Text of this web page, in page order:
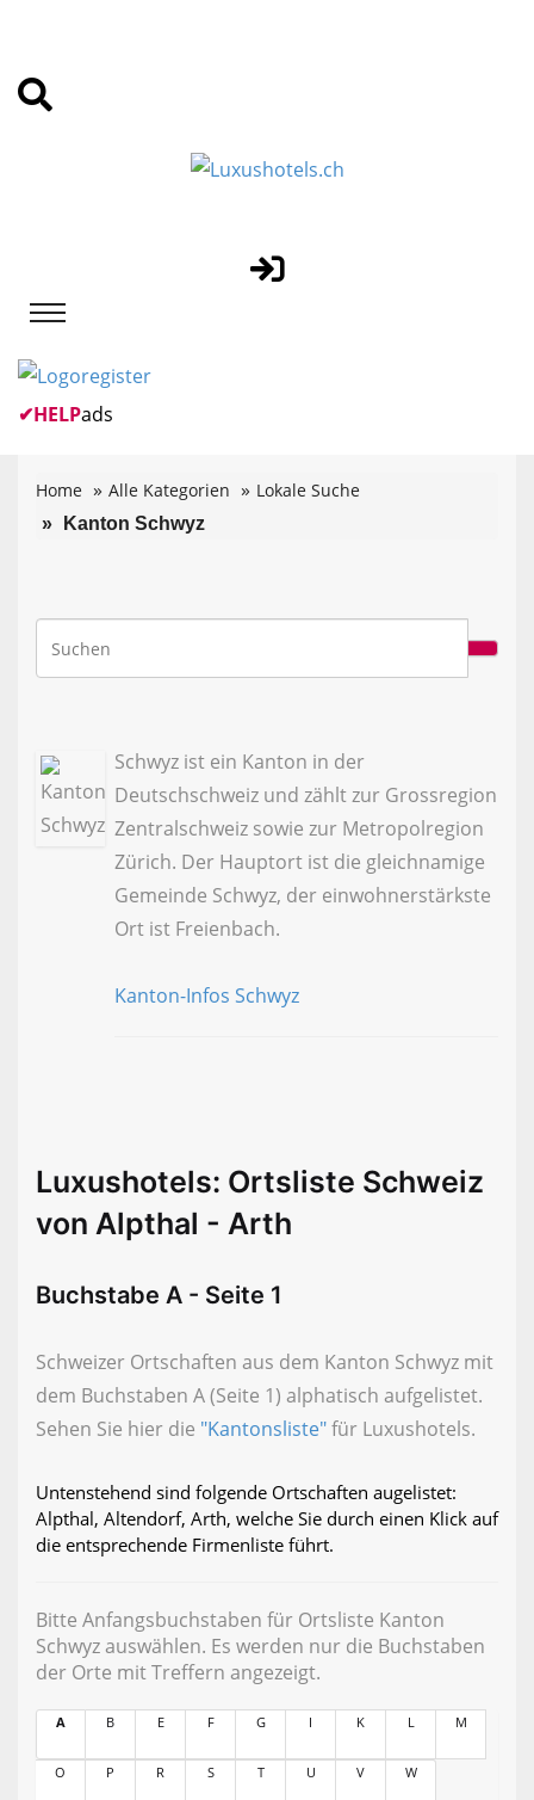
✔HELPads
Home Alle Kategorien Lokale Suche
Kanton Schwyz
Schwyz ist ein Kanton in der
Deutschschweiz und zählt zur Grossregion
Zentralschweiz sowie zur Metropolregion
Zürich. Der Hauptort ist die gleichnamige
Gemeinde Schwyz, der einwohnerstärkste
Ort ist Freienbach.
Kanton-Infos Schwyz
Luxushotels: Ortsliste Schweiz
von Alpthal - Arth
Buchstabe A - Seite 1
Schweizer Ortschaften aus dem Kanton Schwyz mit
dem Buchstaben A (Seite 1) alphatisch aufgelistet.
Sehen Sie hier die "Kantonsliste"für Luxushotels.
Untenstehend sind folgende Ortschaften augelistet:
Alpthal, Altendorf, Arth, welche Sie durch einen Klick auf
die entsprechende Firmenliste führt.
Bitte Anfangsbuchstaben für Ortsliste Kanton
Schwyz auswählen. Es werden nur die Buchstaben
der Orte mit Treffern angezeigt.
A B E F G I K L M
O P R S T U V W